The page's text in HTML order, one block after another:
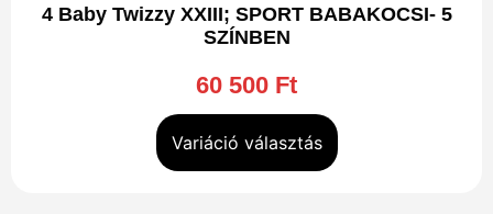
4 Baby Twizzy XXIII; SPORT BABAKOCSI- 5
SZÍNBEN
60 500 Ft
Variáció választás